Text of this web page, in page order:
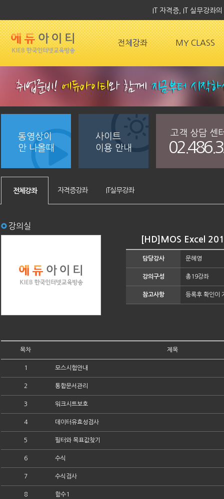
IT 자격증, IT 실무강좌
전체강좌 MY CLASS
동영상이
안 나올때
사이트
이용 안내
고객 상담 센
전체강좌 자격증강좌 IT실무강좌
강의실
[HD]MOS Excel
담당강사 문혜영
강의구성 총19강좌
참고사항 등록후 확인이
목차 제목
1 모스시험안내
2 통합문서관리
3 워크시트보호
4 데이터유효성검사
5 필터와 목표값찾기
6 수식
7 수식검사
8 함수1